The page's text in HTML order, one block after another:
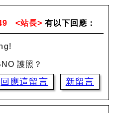
<站長> 有以下回應：
護照？
回應這留言 新留言